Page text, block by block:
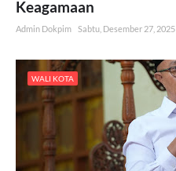
Keagamaan
Admin Dokpim Sabtu, Desember 27, 2025
WALI KOTA